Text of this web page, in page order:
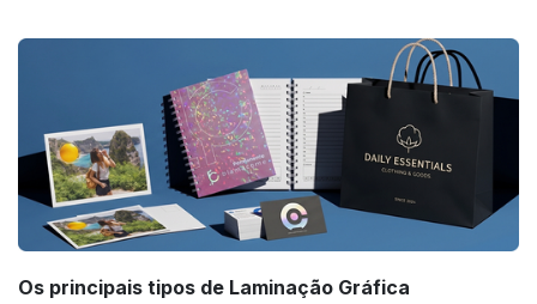
Os principais tipos de Laminação Gráfica